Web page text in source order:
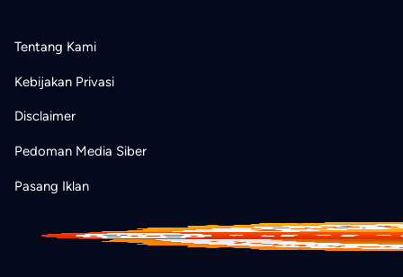
Tentang Kami
Kebijakan Privasi
Disclaimer
Pedoman Media Siber
Pasang Iklan